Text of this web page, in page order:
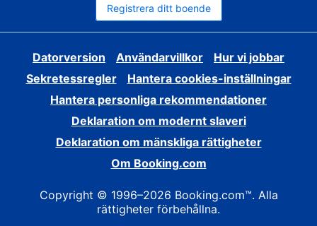
Registrera ditt boende
Datorversion Användarvillkor
Hur vi jobbar
Sekretessregler
Hantera cookies-inställningar
Hantera personliga rekommendationer
Deklaration om modernt slaveri
Deklaration om mänskliga rättigheter
Om Booking.com
Copyright © 1996–2026 Booking.com™. Alla
rättigheter förbehållna.